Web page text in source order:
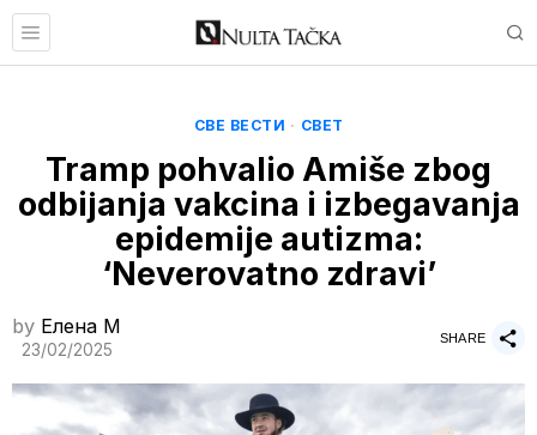
СВЕ ВЕСТИ · СВЕТ
Tramp pohvalio Amiše zbog
odbijanja vakcina i izbegavanja
epidemije autizma:
‘Neverovatno zdravi’
by Елена M
23/02/2025
SHARE